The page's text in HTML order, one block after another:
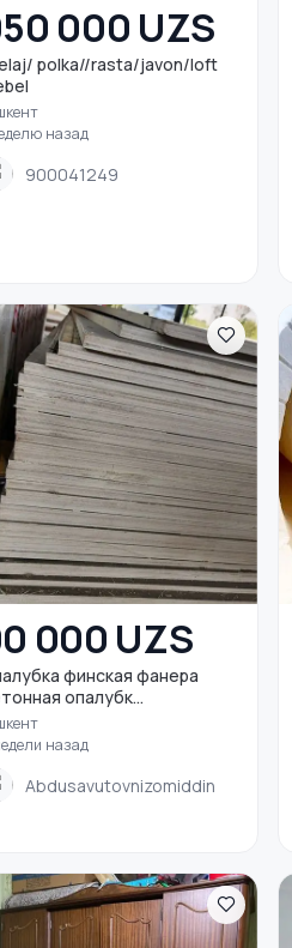
000 UZS
polka//rasta/javon/loft
назад
900041249
000 UZS
финская фанера
опалубк...
назад
Abdusavutovnizomiddin